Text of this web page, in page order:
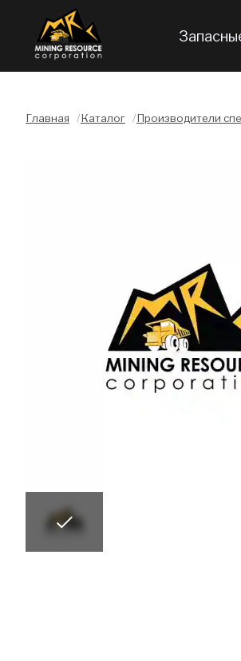
Главная /Каталог /Производители